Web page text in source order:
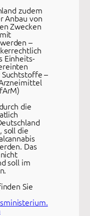
zudem
Anbau von
Zwecken
–
Einheits-
–
die
soll die
Das
soll im
Sie